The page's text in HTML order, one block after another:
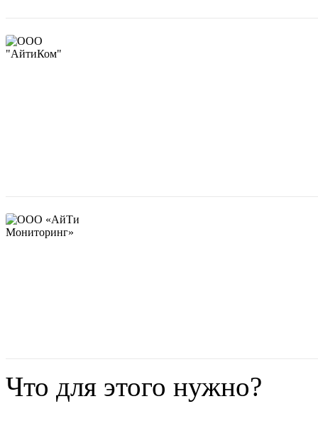
Что для этого нужно?